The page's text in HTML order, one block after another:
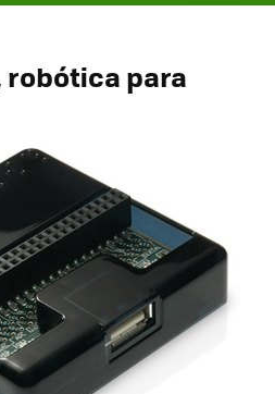
robótica para